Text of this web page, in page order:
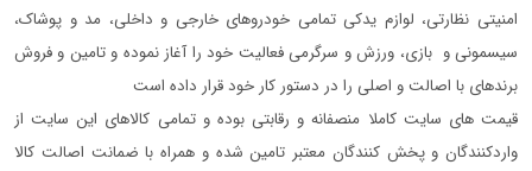
امنیتی نظارتی، لوازم یدکی تمامی خودروهای خارجی و داخلی، مد و پوشاک،
سیسمونی و بازی، ورزش و سرگرمی فعالیت خود را آغاز نموده و تامین و فروش
برندهای با اصالت و اصلی را در دستور کار خود قرار داده است
قیمت های سایت کاملا منصفانه و رقابتی بوده و تمامی کالاهای این سایت از
واردکنندگان و پخش کنندگان معتبر تامین شده و همراه با ضمانت اصالت کالا